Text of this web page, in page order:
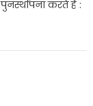
करते हैं :